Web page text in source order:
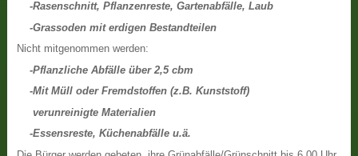
-Rasenschnitt, Pflanzenreste, Gartenabfälle, Laub
-Grassoden mit erdigen Bestandteilen
Nicht mitgenommen werden:
-Pflanzliche Abfälle über 2,5 cbm
-Mit Müll oder Fremdstoffen (z.B. Kunststoff)
verunreinigte Materialien
-Essensreste, Küchenabfälle u.ä.